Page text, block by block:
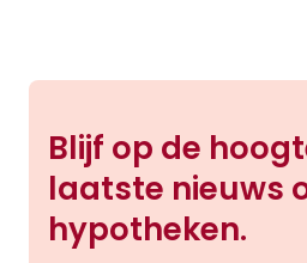
Blijf op de
laatste nieuws
hypotheken.